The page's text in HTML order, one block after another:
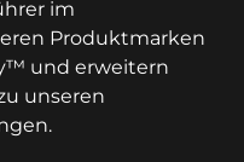
im
Produktmarken
und erweitern
unseren